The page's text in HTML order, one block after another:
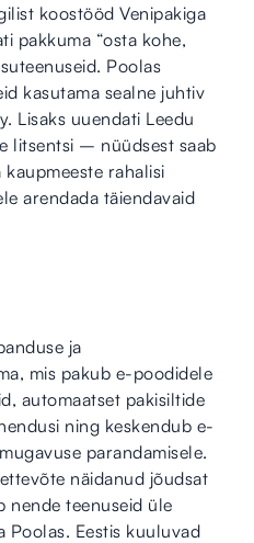
koostööd Venipakiga
pakkuma “osta kohe,
Poolas
kasutama sealne juhtiv
Lisaks uuendati Leedu
litsentsi – nüüdsest saab
rahalisi
arendada täiendavaid
ja
mis pakub e-poodidele
automaatset pakisiltide
ning keskendub e-
parandamisele.
näidanud jõudsat
nende teenuseid üle
Eestis kuuluvad